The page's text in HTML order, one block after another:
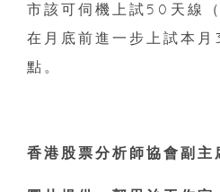
市該可伺機上試50天線
在月底前進一步上試本月
點。
香港股票分析師協會副